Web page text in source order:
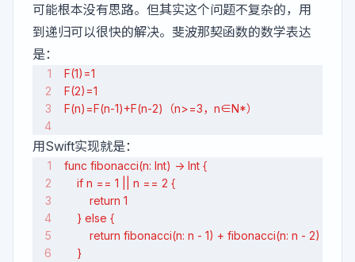
可能根本没有思路。但其实这个问题不复杂的，用
到递归可以很快的解决。斐波那契函数的数学表达
是：
F(1)=1
F(2)=1
F(n)=F(n-1)+F(n-2)（n>=3，n∈N*）
用Swift实现就是：
func fibonacci(n: Int) -> Int {
    if n == 1 || n == 2 {
        return 1
    } else {
        return fibonacci(n: n - 1) + fibonacci(n: n - 2)
    }